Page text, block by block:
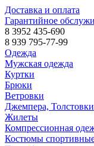
Доставка и оплата
Гарантийное
8 3952 435-690
8 939 795-77-99
Одежда
Мужская одежда
Куртки
Брюки
Ветровки
Джемпера, Толстовки
Жилеты
Компрессионная
Костюмы